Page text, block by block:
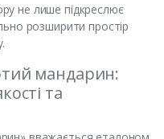
не лише підкреслює
розширити простір
мандарин:
та